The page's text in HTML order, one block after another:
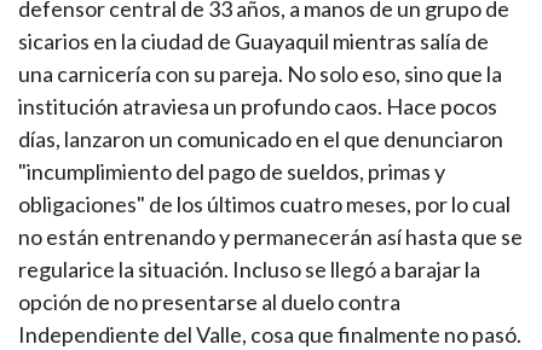
defensor central de 33 años, a manos de un grupo de
sicarios en la ciudad de Guayaquil mientras salía de
una carnicería con su pareja. No solo eso, sino que la
institución atraviesa un profundo caos. Hace pocos
días, lanzaron un comunicado en el que denunciaron
"incumplimiento del pago de sueldos, primas y
obligaciones" de los últimos cuatro meses, por lo cual
no están entrenando y permanecerán así hasta que se
regularice la situación. Incluso se llegó a barajar la
opción de no presentarse al duelo contra
Independiente del Valle, cosa que finalmente no pasó.